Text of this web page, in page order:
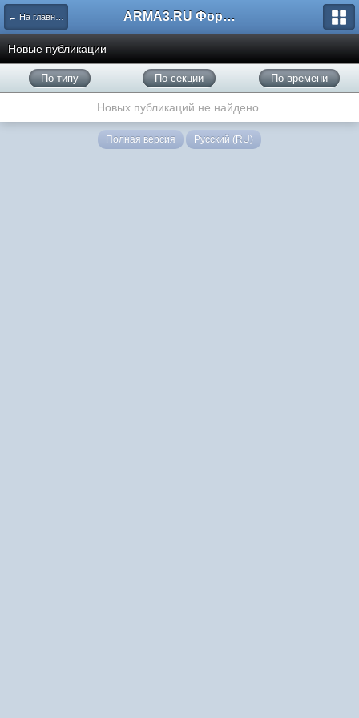
← На главную ARMA3.RU Форум
Новые публикации
По типу По секции По времени
Новых публикаций не найдено.
Полная версия Русский (RU)